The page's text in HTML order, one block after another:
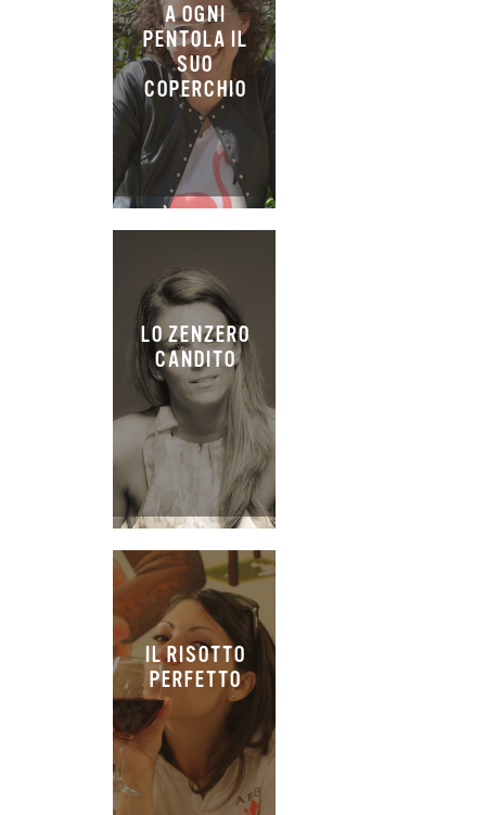
A OGNI
PENTOLA IL
SUO
COPERCHIO
LO ZENZERO
CANDITO
IL RISOTTO
PERFETTO